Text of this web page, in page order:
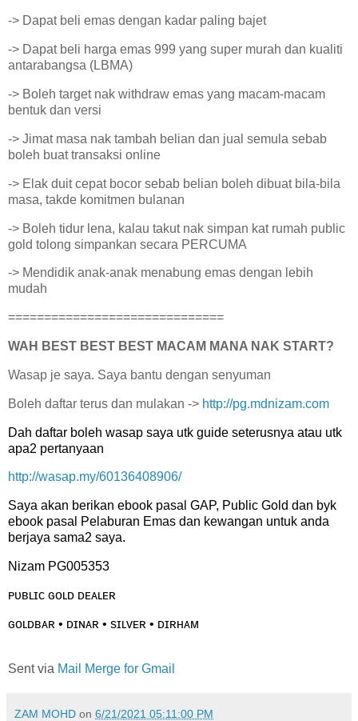
-> Dapat beli emas dengan kadar paling bajet
-> Dapat beli harga emas 999 yang super murah dan kualiti
antarabangsa (LBMA)
-> Boleh target nak withdraw emas yang macam-macam
bentuk dan versi
-> Jimat masa nak tambah belian dan jual semula sebab
boleh buat transaksi online
-> Elak duit cepat bocor sebab belian boleh dibuat bila-bila
masa, takde komitmen bulanan
-> Boleh tidur lena, kalau takut nak simpan kat rumah public
gold tolong simpankan secara PERCUMA
-> Mendidik anak-anak menabung emas dengan lebih
mudah
==============================
WAH BEST BEST BEST MACAM MANA NAK START?
Wasap je saya. Saya bantu dengan senyuman
Boleh daftar terus dan mulakan -> http://pg.mdnizam.com
Dah daftar boleh wasap saya utk guide seterusnya atau utk
apa2 pertanyaan
http://wasap.my/60136408906/
Saya akan berikan ebook pasal GAP, Public Gold dan byk
ebook pasal Pelaburan Emas dan kewangan untuk anda
berjaya sama2 saya.
Nizam PG005353
ᴘᴜʙʟɪᴄ ɢᴏʟᴅ ᴅᴇᴀʟᴇʀ
ɢᴏʟᴅʙᴀʀ • ᴅɪɴᴀʀ • sɪʟᴠᴇʀ • ᴅɪʀʜᴀᴍ
Sent via Mail Merge for Gmail
ZAM MOHD on 6/21/2021 05:11:00 PM